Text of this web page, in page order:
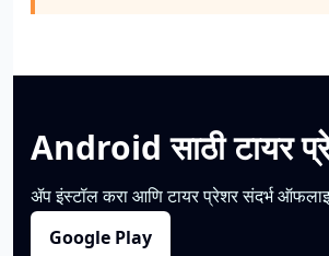
Android साठी टायर
ॲप इंस्टॉल करा आणि टायर प्रेशर संदर्भ
Google Play